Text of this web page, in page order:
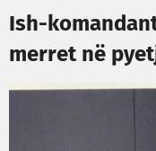
Ish-
merret në